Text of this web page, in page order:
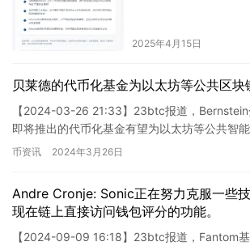
2025年4月15日
贝莱德的代币化基金为以太坊等公共区块
【2024-03-26 21:33】23btc报道，
即将推出的代币化基金有望为以太坊等公共智
规的元素。值得注意的是，贝莱德在本…
币资讯 2024年3月26日
Andre Cronje: Sonic正在努力克服一些
现在链上直接访问钱包评分的功能。
【2024-09-09 16:18】23btc报道，Fantom